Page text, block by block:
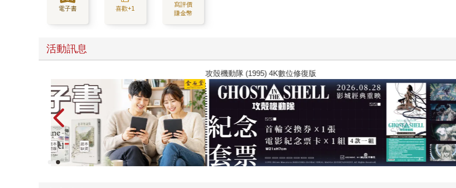
電子書 喜歡+1
寫評價
賺金幣
活動訊息
攻殼機動隊 (1995) 4K數位修復版